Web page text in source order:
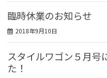
臨時休業のお知らせ
2018年9月10日
スタイルワゴン５月号
た！